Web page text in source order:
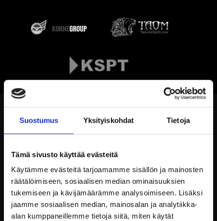
Suostumus Yksityiskohdat Tietoja
Tämä sivusto käyttää evästeitä
Käytämme evästeitä tarjoamamme sisällön ja mainosten
räätälöimiseen, sosiaalisen median ominaisuuksien
tukemiseen ja kävijämäärämme analysoimiseen. Lisäksi
jaamme sosiaalisen median, mainosalan ja analytiikka-
alan kumppaneillemme tietoja siitä, miten käytät